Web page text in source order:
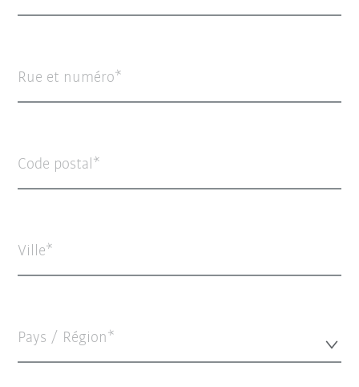
Rue et numéro
Code postal
Ville
Pays / Région*